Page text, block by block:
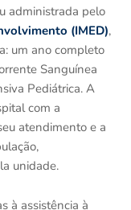
administrada pelo
(IMED),
um ano completo
Sanguínea
Pediátrica. A
com a
atendimento e a
unidade.
à assistência à